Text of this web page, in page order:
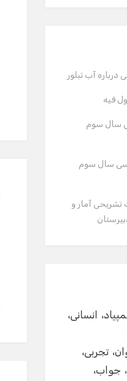
آب تبلور
فیه
سال سوم
سال سوم
تشریحی آمار و
انسانی
تجربی
جواب